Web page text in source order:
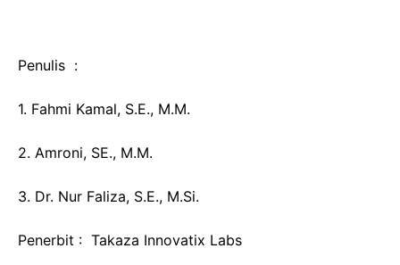
Penulis :
1. Fahmi Kamal, S.E., M.M.
2. Amroni, SE., M.M.
3. Dr. Nur Faliza, S.E., M.Si.
Penerbit : Takaza Innovatix Labs